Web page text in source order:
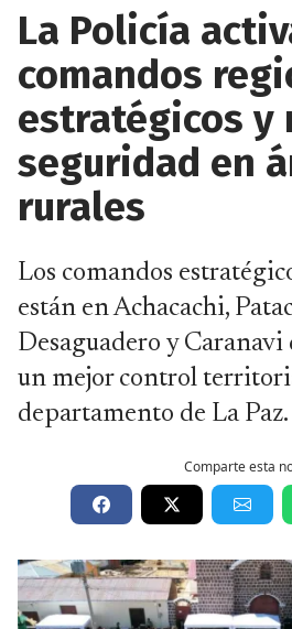
La Policía
comandos
estratégicos y
seguridad en
rurales
Los comandos
están en Achacachi,
Desaguadero y
un mejor control
departamento de La Paz.
Comparte esta